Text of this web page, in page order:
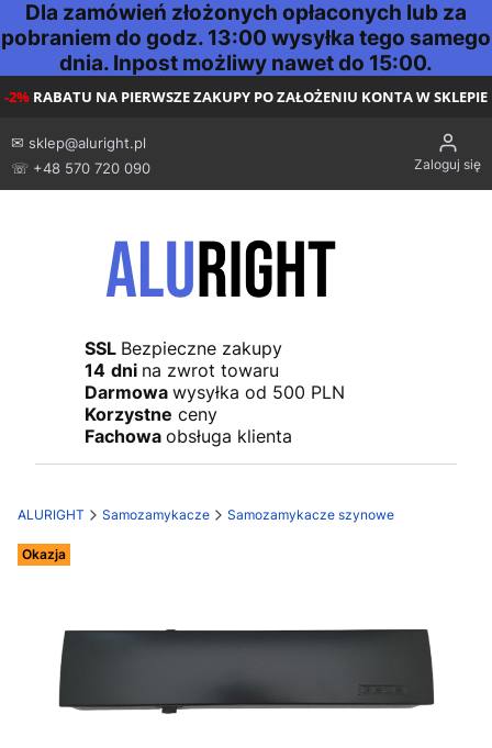
Dla zamówień złożonych opłaconych lub za
pobraniem do godz. 13:00 wysyłka tego samego
dnia. Inpost możliwy nawet do 15:00.
-2% RABATU NA PIERWSZE ZAKUPY PO ZAŁOŻENIU KONTA W SKLEPIE
✉ sklep@aluright.pl
☏ +48 570 720 090
Zaloguj się
SSL Bezpieczne zakupy
14 dni na zwrot towaru
Darmowa wysyłka od 500 PLN
Korzystne ceny
Fachowa obsługa klienta
ALURIGHT Samozamykacze Samozamykacze szynowe
Etykiety
Okazja